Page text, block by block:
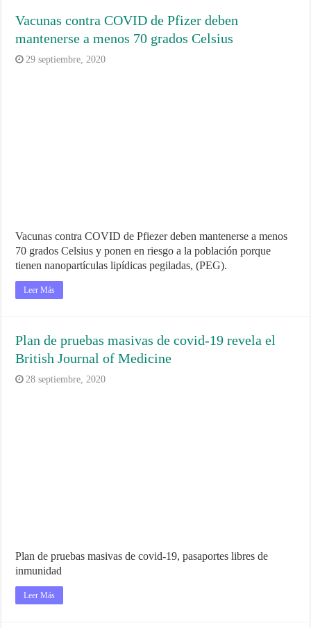
Vacunas contra COVID de Pfizer deben
mantenerse a menos 70 grados Celsius
29 septiembre, 2020
Vacunas contra COVID de Pfiezer deben mantenerse a menos
70 grados Celsius y ponen en riesgo a la población porque
tienen nanopartículas lipídicas pegiladas, (PEG).
Leer Más
Plan de pruebas masivas de covid-19 revela el
British Journal of Medicine
28 septiembre, 2020
Plan de pruebas masivas de covid-19, pasaportes libres de
inmunidad
Leer Más